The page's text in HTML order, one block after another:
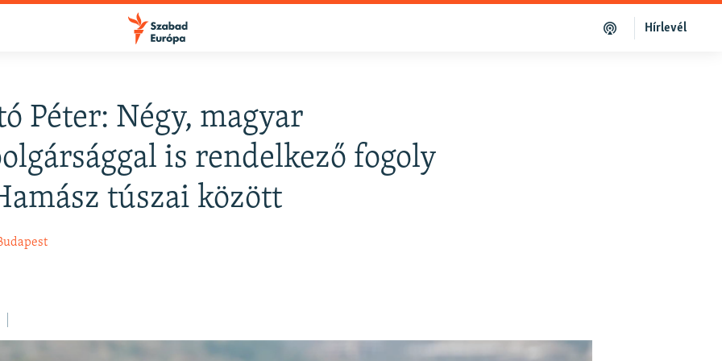
Hírlevél
Péter: Négy, magyar
is rendelkező fogoly
túszai között
FELIRATKOZÁS
Apple Podcasts